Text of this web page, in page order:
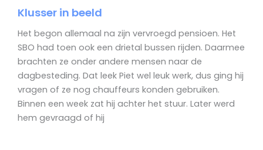
Klusser in beeld
Het begon allemaal na zijn vervroegd pensioen. Het
SBO had toen ook een drietal bussen rijden. Daarmee
brachten ze onder andere mensen naar de
dagbesteding. Dat leek Piet wel leuk werk, dus ging hij
vragen of ze nog chauffeurs konden gebruiken.
Binnen een week zat hij achter het stuur. Later werd
hem gevraagd of hij